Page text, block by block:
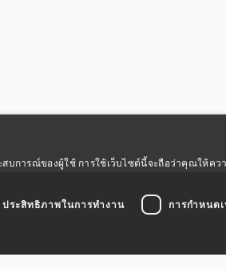
สบการณ์ของผู้ใช้ การใช้เว็บไซต์นี้จะถือว่าคุณให้ค
ประสิทธิภาพในการทำงาน การกำหนด